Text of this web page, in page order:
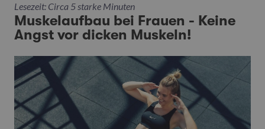
Lesezeit: Circa 5 starke Minuten
Muskelaufbau bei Frauen - Keine
Angst vor dicken Muskeln!